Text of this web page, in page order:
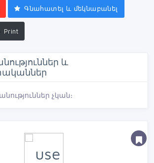
Գնահատել և մեկնաբանել
Print
և
չկան։